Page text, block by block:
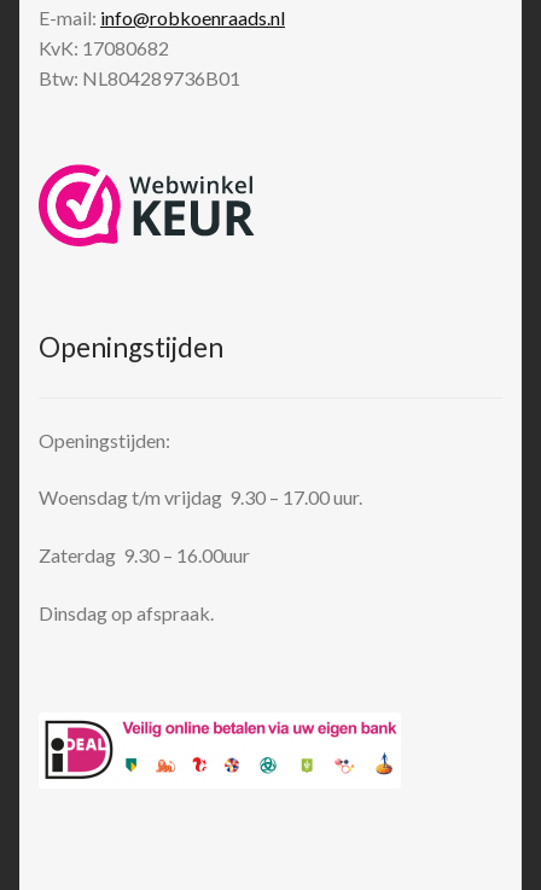
E-mail: info@robkoenraads.nl
KvK: 17080682
Btw: NL804289736B01
Openingstijden
Openingstijden:
Woensdag t/m vrijdag 9.30 – 17.00 uur.
Zaterdag 9.30 – 16.00uur
Dinsdag op afspraak.